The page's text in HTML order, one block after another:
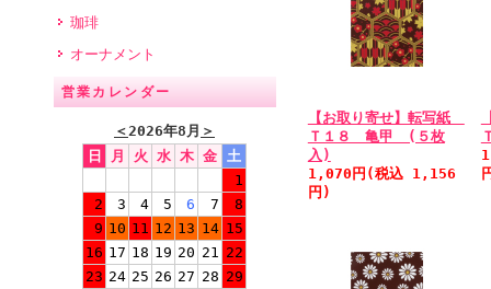
珈琲
オーナメント
営業カレンダー
＜2026年8月 ＞
日
月 火 水 木 金 土
1
2
3 4 5 6 7
8
9 10 11 12 13 14 15
16 17 18 19 20 21 22
23 24 25 26 27 28 29
【お取り寄せ】転写紙
Ｔ１８ 亀甲 (５枚
入)
1,070円(税込 1,156
円)